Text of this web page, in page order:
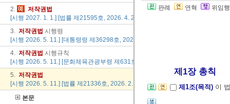
2.
저작권법
[시행 2027. 1. 1.] [법률 제21595호, 2026. 4. 28., 일부개정]
3. 저작권법 시행령
[시행 2026. 5. 11.] [대통령령 제36298호, 2026. 5. 6., 일부개정]
4. 저작권법 시행규칙
[시행 2026. 5. 11.] [문화체육관광부령 제631호, 2026. 5. 7., 일부개정]
5. 저작권법
[시행 2026. 5. 11.] [법률 제21336호, 2026. 2. 10., 일부개정]
본문
판례 연혁 위임
제1장 총칙
제1조(목적) 이